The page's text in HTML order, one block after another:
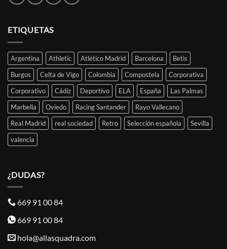
ETIQUETAS
Argentina Athletic Atlético Madrid Barcelona
Betis
Burgos
Celta de Vigo Colombia Compostela
Corporativa
Corporativo
Cádiz Deportivo ELA España
Las Palmas
Marbella
Oviedo Racing Santander
Rayo Vallecano
Real Madrid
real sociedad Retro Selección española
Sevilla
valencia
¿DUDAS?
669 91 00 84
669 91 00 84
hola@allasquadra.com